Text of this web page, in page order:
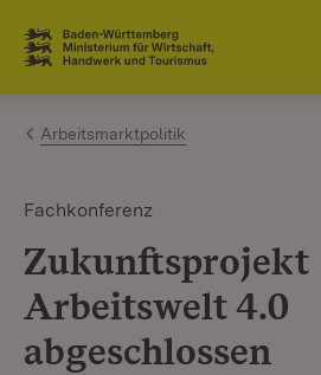
Zum Inhalt springen
Link zur Startseite
Arbeitsmarktpolitik
Fachkonferenz
Zukunftsprojekt
Arbeitswelt 4.0
abgeschlossen